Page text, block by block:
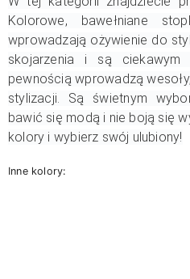
Kolorowe, bawełniane
wprowadzają ożywienie do
skojarzenia i są ciekawym
pewnością wprowadzą
stylizacji. Są świetnym
bawić się modą i nie boją się
kolory i wybierz swój ulubiony!
Inne kolory: